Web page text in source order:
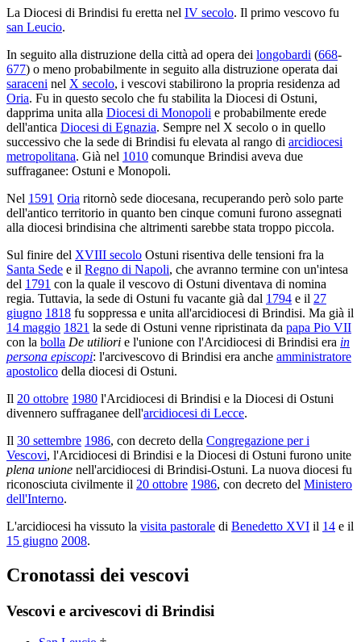
La Diocesi di Brindisi fu eretta nel IV secolo. Il primo vescovo fu
san Leucio.
In seguito alla distruzione della città ad opera dei longobardi (668-
677) o meno probabilmente in seguito alla distruzione operata dai
saraceni nel X secolo, i vescovi stabilirono la propria residenza ad
Oria. Fu in questo secolo che fu stabilita la Diocesi di Ostuni,
dapprima unita alla Diocesi di Monopoli e probabilmente erede
dell'antica Diocesi di Egnazia. Sempre nel X secolo o in quello
successivo che la sede di Brindisi fu elevata al rango di arcidiocesi
metropolitana. Già nel 1010 comunque Brindisi aveva due
suffraganee: Ostuni e Monopoli.
Nel 1591 Oria ritornò sede diocesana, recuperando però solo parte
dell'antico territorio in quanto ben cinque comuni furono assegnati
alla diocesi brindisina che altrimenti sarebbe stata troppo piccola.
Sul finire del XVIII secolo Ostuni risentiva delle tensioni fra la
Santa Sede e il Regno di Napoli, che avranno termine con un'intesa
del 1791 con la quale il vescovo di Ostuni diventava di nomina
regia. Tuttavia, la sede di Ostuni fu vacante già dal 1794 e il 27
giugno 1818 fu soppressa e unita all'arcidiocesi di Brindisi. Ma già il
14 maggio 1821 la sede di Ostuni venne ripristinata da papa Pio VII
con la bolla De utiliori e l'unione con l'Arcidiocesi di Brindisi era in
persona episcopi: l'arcivescovo di Brindisi era anche amministratore
apostolico della diocesi di Ostuni.
Il 20 ottobre 1980 l'Arcidiocesi di Brindisi e la Diocesi di Ostuni
divennero suffraganee dell'arcidiocesi di Lecce.
Il 30 settembre 1986, con decreto della Congregazione per i
Vescovi, l'Arcidiocesi di Brindisi e la Diocesi di Ostuni furono unite
plena unione nell'arcidiocesi di Brindisi-Ostuni. La nuova diocesi fu
riconosciuta civilmente il 20 ottobre 1986, con decreto del Ministero
dell'Interno.
L'arcidiocesi ha vissuto la visita pastorale di Benedetto XVI il 14 e il
15 giugno 2008.
Cronotassi dei vescovi
Vescovi e arcivescovi di Brindisi